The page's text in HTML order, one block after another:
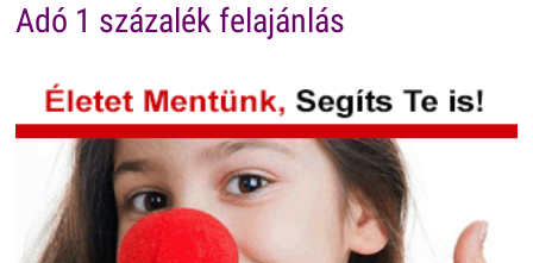
Adó 1 százalék felajánlás